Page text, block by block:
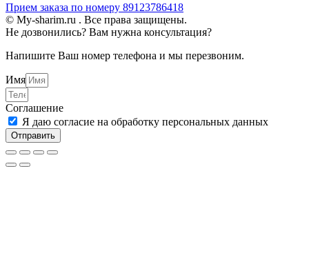
Прием заказа по номеру 89123786418
© My-sharim.ru . Все права защищены.
Не дозвонились? Вам нужна консультация?
Напишите Ваш номер телефона и мы перезвоним.
Имя
Соглашение
Я даю согласие на обработку персональных данных
Отправить